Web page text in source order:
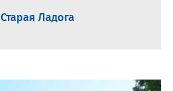
Старая Ладога